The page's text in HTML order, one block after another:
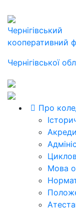
Чернігівський
кооперативний
Чернігівської
Про
Мова